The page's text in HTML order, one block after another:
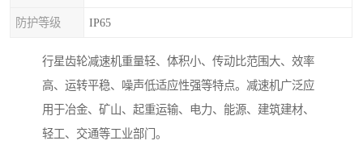
防护等级 IP65
行星齿轮减速机重量轻、体积小、传动比范围大、效率
高、运转平稳、噪声低适应性强等特点。减速机广泛应
用于冶金、矿山、起重运输、电力、能源、建筑建材、
轻工、交通等工业部门。